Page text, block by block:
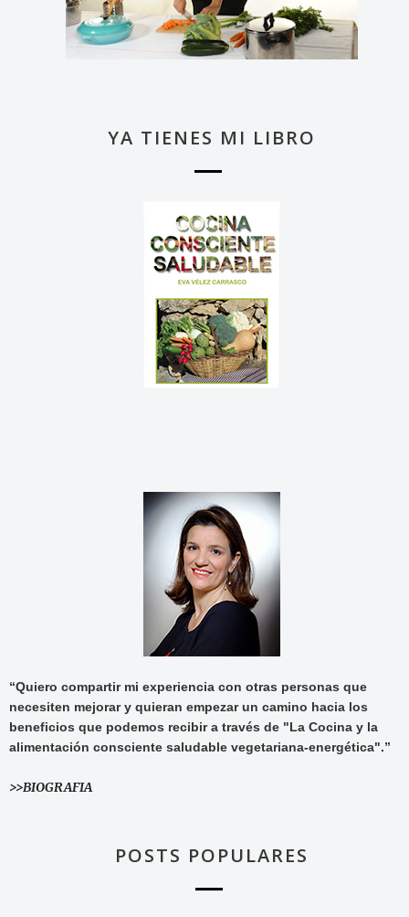
YA TIENES MI LIBRO
“Quiero compartir mi experiencia con otras personas que
necesiten mejorar y quieran empezar un camino hacia los
beneficios que podemos recibir a través de "La Cocina y la
alimentación consciente saludable vegetariana-energética".”
>>BIOGRAFIA
POSTS POPULARES